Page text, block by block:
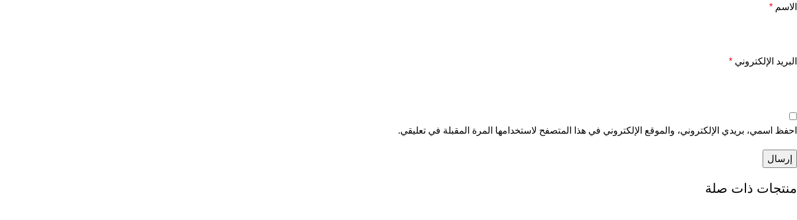
الاسم *
البريد الإلكتروني *
احفظ اسمي، بريدي الإلكتروني، والموقع الإلكتروني في هذا المتصفح لاستخدامها المرة المقبلة في تعليقي.
منتجات ذات صلة